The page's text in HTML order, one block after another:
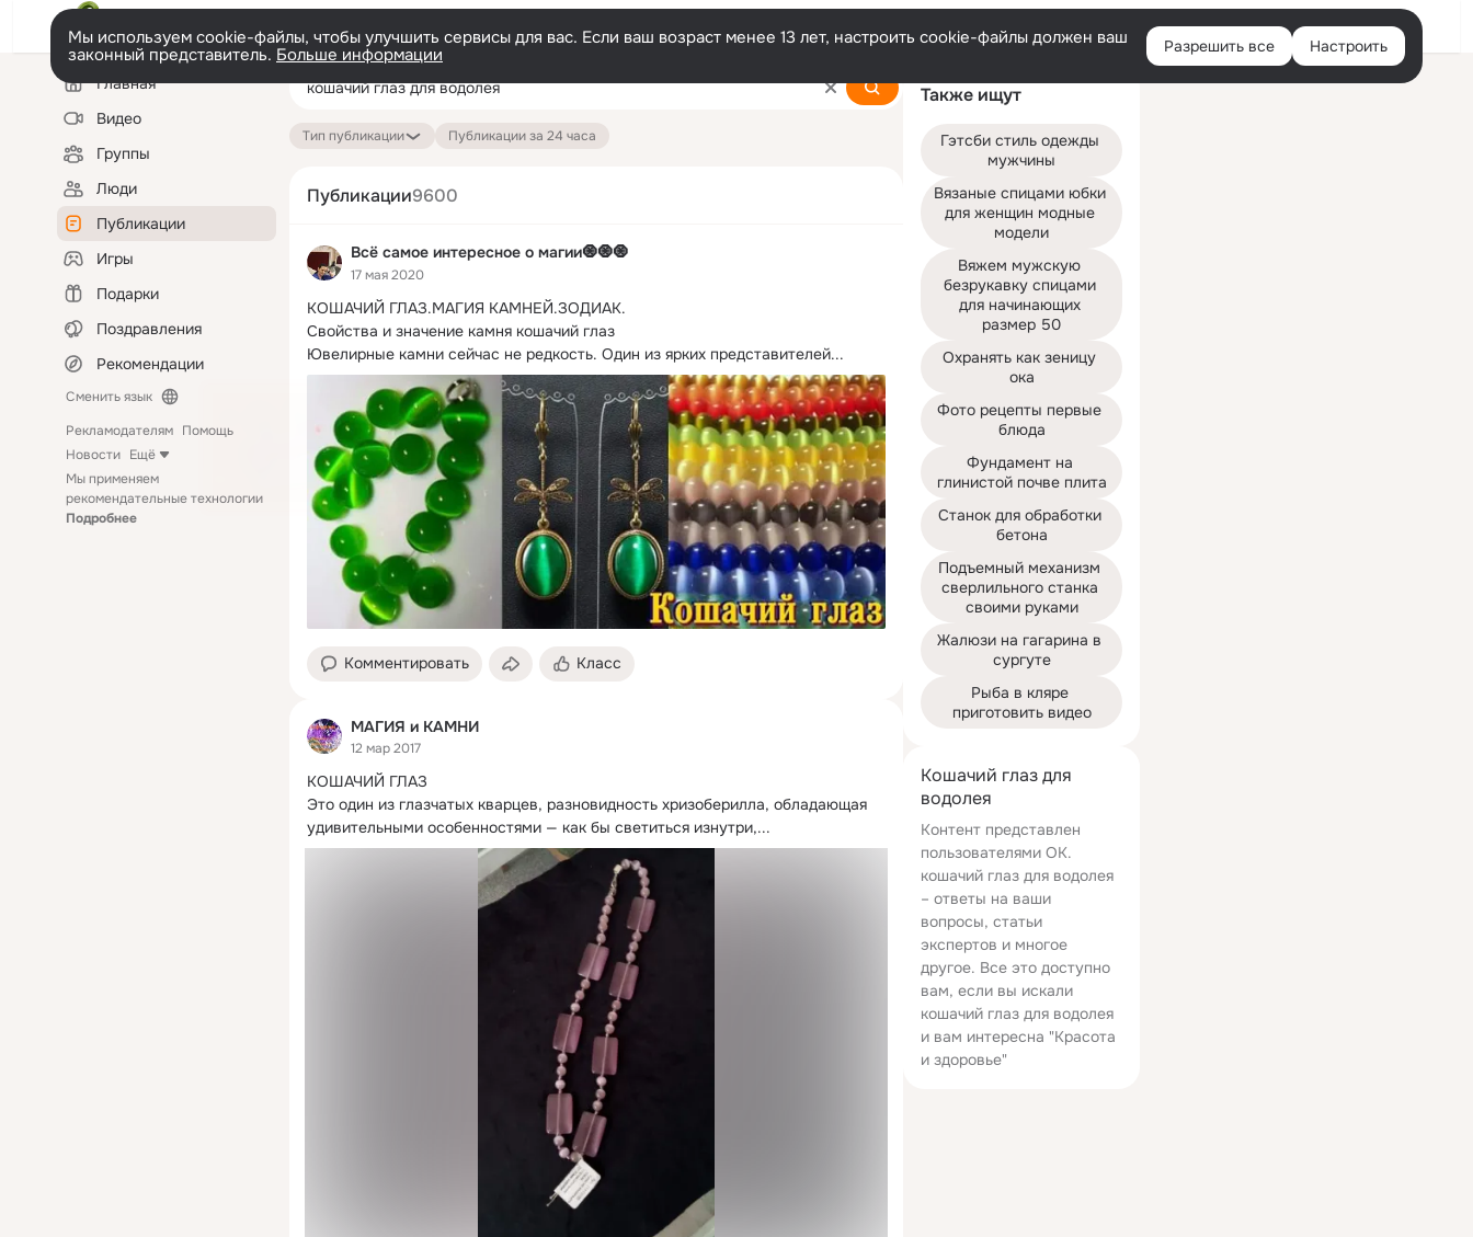
Войти
Мы используем cookie-файлы, чтобы улучшить сервисы для вас. Если ваш возраст менее 13 лет, настроить cookie-файлы должен ваш
законный представитель. Больше информации Разрешить все Настроить
Левая
колонкаГлавная
Видео
Группы
Люди
Публикации
Игры
Подарки
Поздравления
Рекомендации
Сменить язык
Рекламодателям Помощь
Новости Ещё
Мы применяем
рекомендательные технологии
Подробнее
Кошачий глаз для
водолея
Контент представлен
пользователями ОК.
кошачий глаз для водолея
– ответы на ваши
вопросы, статьи
экспертов и многое
другое. Все это доступно
вам, если вы искали
кошачий глаз для водолея
и вам интересна "Красота
и здоровье"
Также ищут
Гэтсби стиль одежды
мужчины
Вязаные спицами юбки
для женщин модные
модели
Вяжем мужскую
безрукавку спицами
для начинающих
размер 50
Охранять как зеницу
ока
Фото рецепты первые
блюда
Фундамент на
глинистой почве плита
Станок для обработки
бетона
Подъемный механизм
сверлильного станка
своими руками
Жалюзи на гагарина в
сургуте
Рыба в кляре
приготовить видео
Тип публикации
Публикации за 24 часа
Публикации9600
Всë самое интересное о магии🧿🧿🧿
17 мая 2020
КОШАЧИЙ ГЛАЗ.МАГИЯ КАМНЕЙ.ЗОДИАК.
Свойства и значение камня кошачий глаз
Ювелирные камни сейчас не редкость. Один из ярких представителей...
Комментировать Класс
МАГИЯ и КАМНИ
12 мар 2017
КОШАЧИЙ ГЛАЗ
Это один из глазчатых кварцев, разновидность хризоберилла, обладающая
удивительными особенностями — как бы светиться изнутри,...